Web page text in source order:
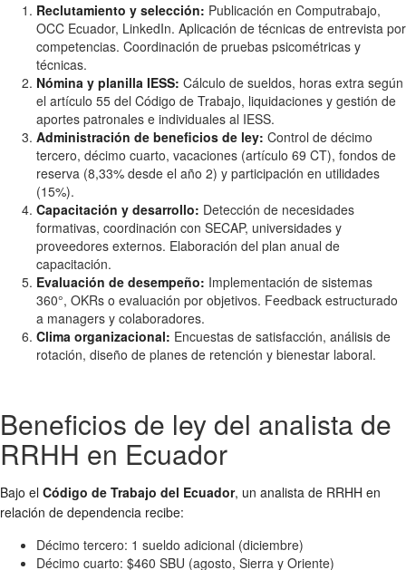
Reclutamiento y selección: Publicación en Computrabajo,
OCC Ecuador, LinkedIn. Aplicación de técnicas de entrevista por
competencias. Coordinación de pruebas psicométricas y
técnicas.
Nómina y planilla IESS: Cálculo de sueldos, horas extra según
el artículo 55 del Código de Trabajo, liquidaciones y gestión de
aportes patronales e individuales al IESS.
Administración de beneficios de ley: Control de décimo
tercero, décimo cuarto, vacaciones (artículo 69 CT), fondos de
reserva (8,33% desde el año 2) y participación en utilidades
(15%).
Capacitación y desarrollo: Detección de necesidades
formativas, coordinación con SECAP, universidades y
proveedores externos. Elaboración del plan anual de
capacitación.
Evaluación de desempeño: Implementación de sistemas
360°, OKRs o evaluación por objetivos. Feedback estructurado
a managers y colaboradores.
Clima organizacional: Encuestas de satisfacción, análisis de
rotación, diseño de planes de retención y bienestar laboral.
Beneficios de ley del analista de
RRHH en Ecuador
Bajo el Código de Trabajo del Ecuador, un analista de RRHH en
relación de dependencia recibe:
Décimo tercero: 1 sueldo adicional (diciembre)
Décimo cuarto: $460 SBU (agosto, Sierra y Oriente)